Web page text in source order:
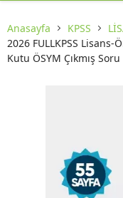
Anasayfa KPSS
2026 FULLKPSS
Kutu ÖSYM Çıkmış